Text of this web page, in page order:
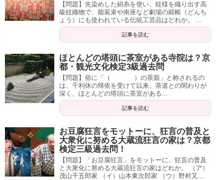
【問題】先染めした絹糸を使い、紋様を織り出す高
級紋織物で、能装束や南座など劇場の緞帳（どんち
ょう）にも使われている伝統工芸品はどれか。 ...
記事を読む
ほとんどの塔頭に茶室がある寺院は？京
都・観光文化検定3級過去問
【問題】俗に「（ ）の茶面」と称されるの
は、千利休の帰依を受けて以来、茶道との関わりが
深く、ほとんどの塔頭に茶室がある...
記事を読む
お豆腐狂言をモットーに、狂言の普及と
大衆化に努める大蔵流狂言の家は？京都
検定三級過去問！
【問題】「お豆腐狂言」をモットーに、狂言の普及
と大衆化に努める大蔵流狂言の家はどれか。 （ア）
茂山千五郎家 （イ）山本東次郎家 （ウ）野村又...